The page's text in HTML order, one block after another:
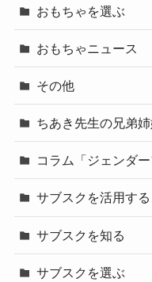
おもちゃを選ぶ
おもちゃニュース
その他
ちあき先生の兄弟
コラム「ジェンダー
サブスクを活用する
サブスクを知る
サブスクを選ぶ